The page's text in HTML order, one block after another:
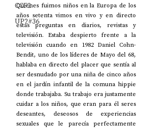
CCF2
UP2#36
Quienes fuimos niños en la Europa de los
años setenta vimos en vivo y en directo
estas preguntas en diarios, revistas y
televisión. Estaba despierto frente a la
televisión cuando en 1982 Daniel Cohn-
Bendit, uno de los líderes de Mayo del 68,
hablaba en directo del placer que sentía al
ser desnudado por una niña de cinco años
en el jardín infantil de la comuna hippie
donde trabajaba. Su trabajo era justamente
cuidar a los niños, que eran para él seres
deseantes, deseosos de experiencias
sexuales que le parecía perfectamente